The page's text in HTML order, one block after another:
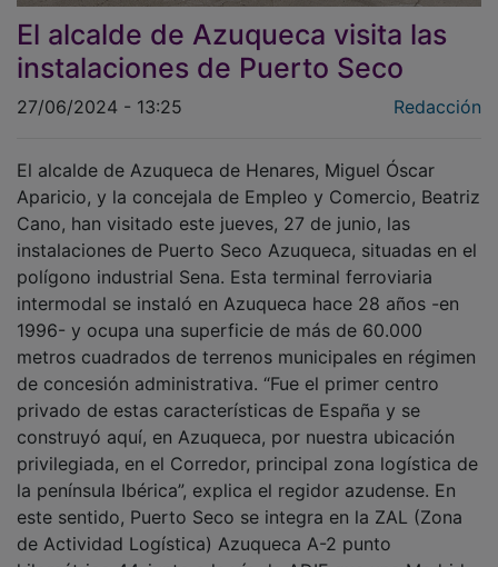
El alcalde de Azuqueca visita las
instalaciones de Puerto Seco
El alcalde de Azuqueca de Henares, Miguel Óscar
Aparicio, y la concejala de Empleo y Comercio, Beatriz
Cano, han visitado este jueves, 27 de junio, las
instalaciones de Puerto Seco Azuqueca, situadas en el
polígono industrial Sena. Esta terminal ferroviaria
intermodal se instaló en Azuqueca hace 28 años -en
1996- y ocupa una superficie de más de 60.000
metros cuadrados de terrenos municipales en régimen
de concesión administrativa. “Fue el primer centro
privado de estas características de España y se
construyó aquí, en Azuqueca, por nuestra ubicación
privilegiada, en el Corredor, principal zona logística de
la península Ibérica”, explica el regidor azudense. En
este sentido, Puerto Seco se integra en la ZAL (Zona
de Actividad Logística) Azuqueca A-2 punto
kilométrico 44, junto a la vía de ADIF que une Madrid